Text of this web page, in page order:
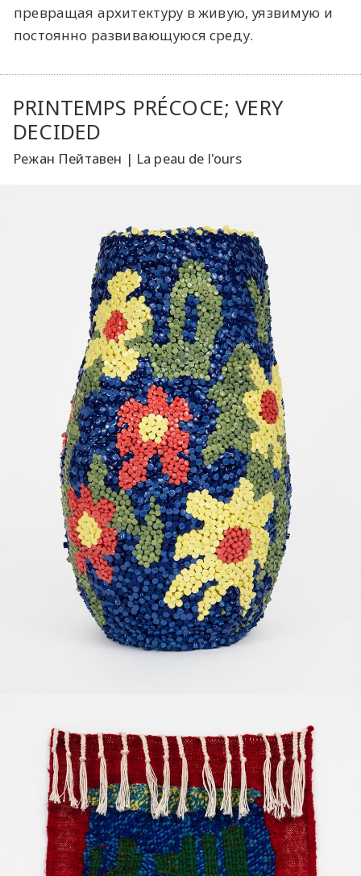
превращая архитектуру в живую, уязвимую и
постоянно развивающуюся среду.
PRINTEMPS PRÉCOCE; VERY
DECIDED
Режан Пейтавен | La peau de l'ours